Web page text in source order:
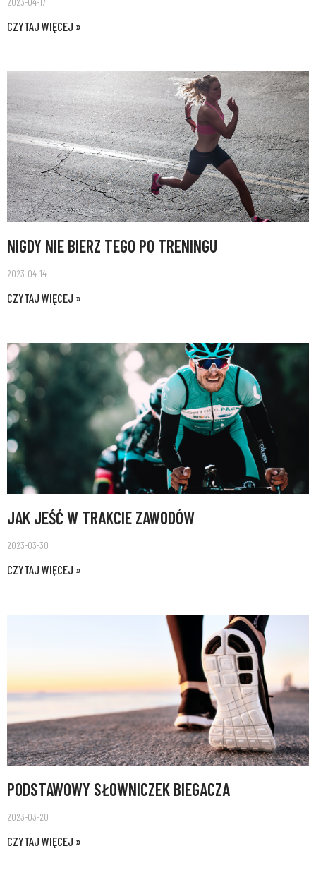
CZYTAJ WIĘCEJ »
NIGDY NIE BIERZ TEGO PO TRENINGU
2023-04-14
CZYTAJ WIĘCEJ »
JAK JEŚĆ W TRAKCIE ZAWODÓW
2023-03-30
CZYTAJ WIĘCEJ »
PODSTAWOWY SŁOWNICZEK BIEGACZA
2023-03-20
CZYTAJ WIĘCEJ »